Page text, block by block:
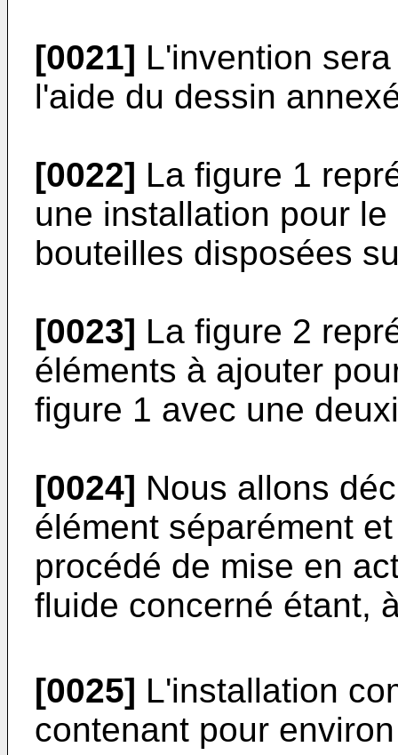
[0021] L'invention
l'aide du dessin
[0022] La figure 1
une installation pour
bouteilles disposées
[0023] La figure 2
éléments à ajouter
figure 1 avec une
[0024] Nous allons
élément séparément
procédé de mise en
fluide concerné étant,
[0025] L'installation
contenant pour